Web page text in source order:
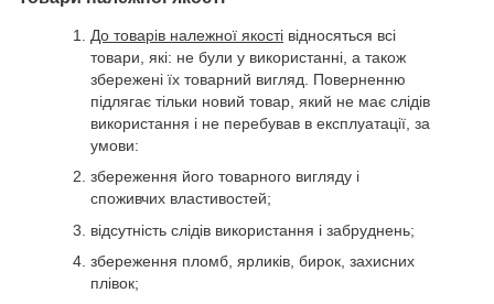
До товарів належної якості відносяться всі
товари, які: не були у використанні, а також
збережені їх товарний вигляд. Поверненню
підлягає тільки новий товар, який не має слідів
використання і не перебував в експлуатації, за
умови:
збереження його товарного вигляду і
споживчих властивостей;
відсутність слідів використання і забруднень;
збереження пломб, ярликів, бирок, захисних
плівок;